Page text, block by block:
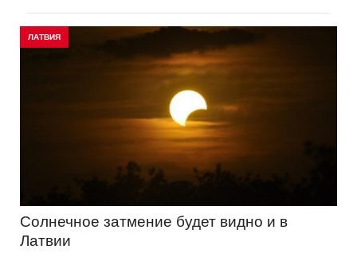
ЛАТВИЯ
Солнечное затмение будет видно и в
Латвии